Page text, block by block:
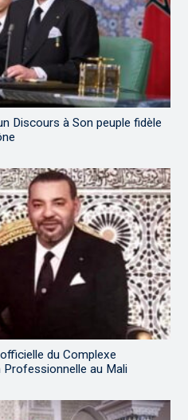
Discours à Son peuple fidèle
du Complexe
au Mali